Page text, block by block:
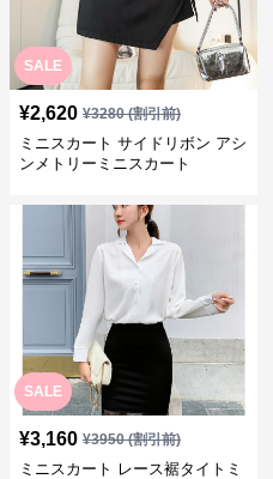
SALE
¥2,620 ¥3280(割引前)
ミニスカート サイドリボン アシ
ンメトリーミニスカート
SALE
¥3,160 ¥3950(割引前)
ミニスカート レース裾タイトミ